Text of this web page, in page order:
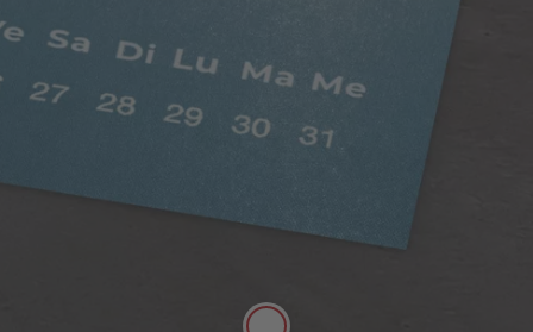
Papier digital satiné
Papier digital satiné, riche en couleurs, avec un
aspect mat satiné. Doux au toucher, son effet
légèrement nacré et sa texture de haute qualité